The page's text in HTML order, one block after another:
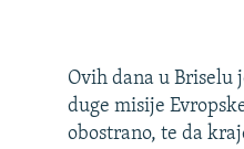
Ovih dana u Briselu
duge misije
obostrano, te da